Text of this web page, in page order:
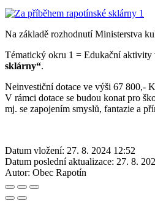
Na základě rozhodnutí Ministerstva
Tématický okru 1 = Edukační aktivity
sklárny“.
Neinvestiční dotace ve výši 67 800,-
V rámci dotace se budou konat pro
mj. se zapojením smyslů, fantazie a
Datum vložení: 27. 8. 2024 12:52
Datum poslední aktualizace: 27. 8.
Autor: Obec Rapotín